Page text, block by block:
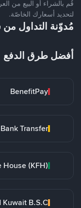
قُم بالشراء أو البيع من
لتحديد أسعارك الخاصّة.
مُدوّنة
أفضل طرق الدفع
BenefitPay
Bank Transfer
House (KFH)
B.S.C.